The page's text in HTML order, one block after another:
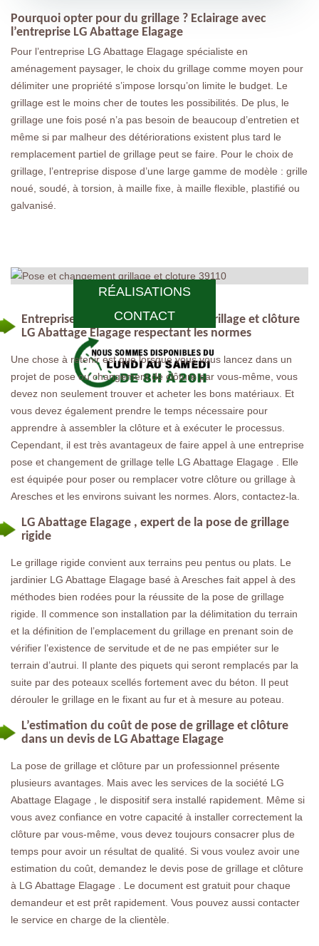
RÉALISATIONS
CONTACT
Pourquoi opter pour du grillage ? Eclairage avec
l’entreprise LG Abattage Elagage
Pour l’entreprise LG Abattage Elagage spécialiste en
aménagement paysager, le choix du grillage comme moyen pour
délimiter une propriété s’impose lorsqu’on limite le budget. Le
grillage est le moins cher de toutes les possibilités. De plus, le
grillage une fois posé n’a pas besoin de beaucoup d’entretien et
même si par malheur des détériorations existent plus tard le
remplacement partiel de grillage peut se faire. Pour le choix de
grillage, l’entreprise dispose d’une large gamme de modèle : grille
noué, soudé, à torsion, à maille fixe, à maille flexible, plastifié ou
galvanisé.
Entreprise pose et changement de grillage et clôture
LG Abattage Elagage respectant les normes
Une chose à retenir est que lorsque vous vous lancez dans un
projet de pose ou changement de clôture par vous-même, vous
devez non seulement trouver et acheter les bons matériaux. Et
vous devez également prendre le temps nécessaire pour
apprendre à assembler la clôture et à exécuter le processus.
Cependant, il est très avantageux de faire appel à une entreprise
pose et changement de grillage telle LG Abattage Elagage . Elle
est équipée pour poser ou remplacer votre clôture ou grillage à
Aresches et les environs suivant les normes. Alors, contactez-la.
LG Abattage Elagage , expert de la pose de grillage
rigide
Le grillage rigide convient aux terrains peu pentus ou plats. Le
jardinier LG Abattage Elagage basé à Aresches fait appel à des
méthodes bien rodées pour la réussite de la pose de grillage
rigide. Il commence son installation par la délimitation du terrain
et la définition de l’emplacement du grillage en prenant soin de
vérifier l’existence de servitude et de ne pas empiéter sur le
terrain d’autrui. Il plante des piquets qui seront remplacés par la
suite par des poteaux scellés fortement avec du béton. Il peut
dérouler le grillage en le fixant au fur et à mesure au poteau.
L’estimation du coût de pose de grillage et clôture
dans un devis de LG Abattage Elagage
La pose de grillage et clôture par un professionnel présente
plusieurs avantages. Mais avec les services de la société LG
Abattage Elagage , le dispositif sera installé rapidement. Même si
vous avez confiance en votre capacité à installer correctement la
clôture par vous-même, vous devez toujours consacrer plus de
temps pour avoir un résultat de qualité. Si vous voulez avoir une
estimation du coût, demandez le devis pose de grillage et clôture
à LG Abattage Elagage . Le document est gratuit pour chaque
demandeur et est prêt rapidement. Vous pouvez aussi contacter
le service en charge de la clientèle.